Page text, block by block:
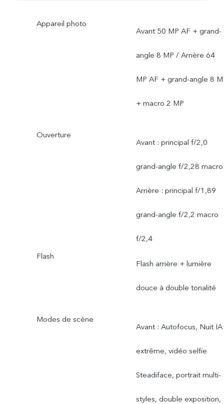
Appareil photo
Avant 50 MP AF + grand-
angle 8 MP / Arrière 64
MP AF + grand-angle 8
+ macro 2 MP
Ouverture
Avant : principal f/2,0
grand-angle f/2,28 macro
Arrière : principal f/1,89
grand-angle f/2,2 macro
f/2,4
Flash
Flash arrière + lumière
douce à double tonalité
Modes de scène
Avant : Autofocus, Nuit IA
extrême, vidéo selfie
Steadiface, portrait multi-
styles, double exposition,